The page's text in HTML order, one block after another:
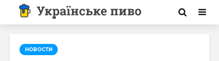
НОВОСТИ